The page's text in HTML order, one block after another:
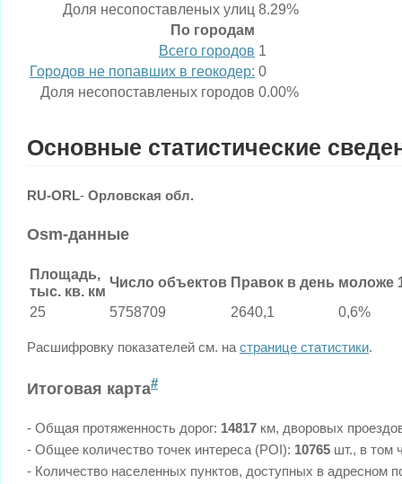
Доля несопоставленых улиц 8.29%
По городам
Всего городов 1
Городов не попавших в геокодер: 0
Доля несопоставленых городов 0.00%
Основные статистические
RU-ORL- Орловская обл.
Osm-данные
Площадь,
тыс. кв. км
Число объектов Правок в день моложе
25
5758709 2640,1 0,6%
Расшифровку показателей см. на странице статистики.
Итоговая карта#
- Общая протяженность дорог: 14817 км, дворовых
- Общее количество точек интереса (POI): 10765 шт., в том
- Количество населенных пунктов, доступных в адресном